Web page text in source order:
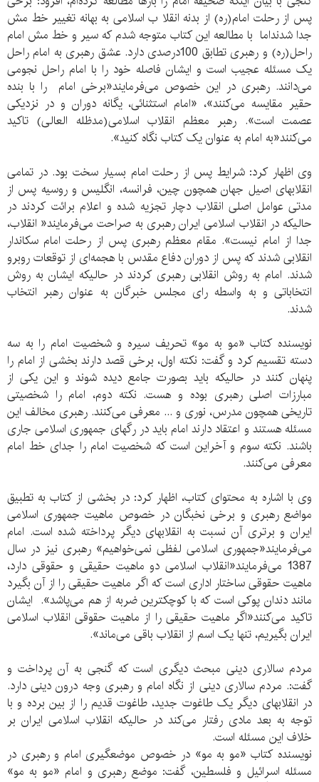
پس از رحلت امام(ره) از بدنه انقلا ب اسلامی به بهانه تغییر خط مش
جدا شدنداما با مطالعه این کتاب متوجه شدم که سیر و خط مش امام
راحل(ره) و رهبری تطابق 100درصدی دارد. عشق رهبری به امام راحل
یک مسئله عجیب است و ایشان فاصله خود را با امام راحل نجومی
می‌دانند. رهبری در این خصوص می‌فرمایند«برخی امام را با بنده
حقیر مقایسه می‌کنند»، «امام استثنائی، یگانه دوران و در نزدیکی
عصمت است». رهبر معظم انقلاب اسلامی(مدظله العالی) تاکید
می‌کنند«به امام به عنوان یک کتاب نگاه کنید».
وی اظهار کرد: شرایط پس از رحلت امام بسیار سخت بود. در تمامی
انقلابهای اصیل جهان همچون چین، فرانسه، انگلیس و روسیه پس از
مدتی عوامل اصلی انقلاب دچار تجزیه شده و اعلام برائت کردند در
حالیکه در انقلاب اسلامی ایران رهبری به صراحت می‌فرمایند« انقلاب،
جدا از امام نیست». مقام معظم رهبری پس از رحلت امام سکاندار
انقلابی شدند که پس از دوران دفاع مقدس با هجمه‌ای از توقعات روبرو
شدند. امام به روش انقلابی رهبری کردند در حالیکه ایشان به روش
انتخاباتی و به واسطه رای مجلس خبرگان به عنوان رهبر انتخاب
شدند.
نویسنده کتاب «مو به مو» تحریف سیره و شخصیت امام را به سه
دسته تقسیم کرد و گفت: نکته اول، برخی قصد دارند بخشی از امام را
پنهان کنند در حالیکه باید بصورت جامع دیده شوند و این یکی از
مبارزات اصلی رهبری بوده و هست. نکته دوم، امام را شخصیتی
تاریخی همچون مدرس، نوری و ... معرفی می‌کنند. رهبری مخالف این
مسئله هستند و اعتقاد دارند امام باید در رگهای جمهوری اسلامی جاری
باشند. نکته سوم و آخراین است که شخصیت امام را جدای خط امام
معرفی می‌کنند.
وی با اشاره به محتوای کتاب، اظهار کرد: در بخشی از کتاب به تطبیق
مواضع رهبری و برخی نخبگان در خصوص ماهیت جمهوری اسلامی
ایران و برتری آن نسبت به انقلابهای دیگر پرداخته شده است. امام
می‌فرمایند«جمهوری اسلامی لفظی نمی‌خواهیم» رهبری نیز در سال
1387 می‌فرمایند«انقلاب اسلامی دو ماهیت حقیقی و حقوقی دارد،
ماهیت حقوقی ساختار اداری است که اگر ماهیت حقیقی را از آن بگیرد
مانند دندان پوکی است که با کوچکترین ضربه از هم می‌پاشد». ایشان
تاکید می‌کنند«اگر ماهیت حقیقی را از ماهیت حقوقی انقلاب اسلامی
ایران بگیریم، تنها یک اسم از انقلاب باقی می‌ماند».
مردم سالاری دینی مبحث دیگری است که گنجی به آن پرداخت و
گفت:. مردم سالاری دینی از نگاه امام و رهبری وجه درون دینی دارد.
در انقلابهای دیگر یک طاغوت جدید، طاغوت قدیم را از بین برده و با
توجه به بعد مادی رفتار می‌کند در حالیکه انقلاب اسلامی ایران بر
خلاف این مسئله است.
نویسنده کتاب «مو به مو» در خصوص موضع‎گیری امام و رهبری در
مسئله اسرائیل و فلسطین، گفت: موضع رهبری و امام «مو به مو»